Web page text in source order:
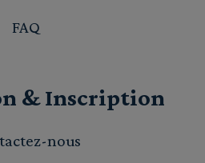
FAQ
& Inscription
nous